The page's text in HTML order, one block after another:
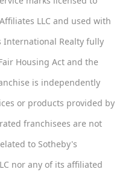
LLC and used with
International Realty fully
Housing Act and the
is independently
or products provided by
franchisees are not
to Sotheby's
nor any of its affiliated